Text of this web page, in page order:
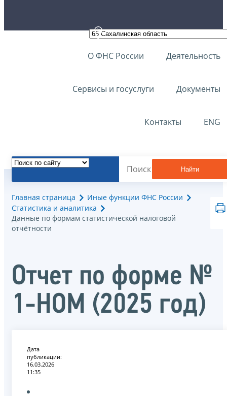
О ФНС России Деятельность
Сервисы и госуслуги Документы
Контакты ENG
Найти
Главная страница
Иные функции ФНС России
Статистика и аналитика
Данные по формам статистической налоговой
отчётности
Отчет по форме №
1-НОМ (2025 год)
Дата
публикации:
16.03.2026
11:35